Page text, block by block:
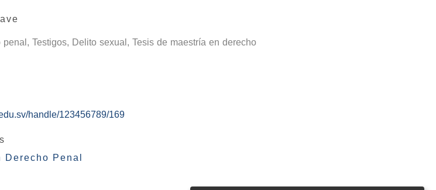
penal , Testigos, Delito sexual , Tesis de maestría en derecho
handle/123456789/169
Derecho Penal